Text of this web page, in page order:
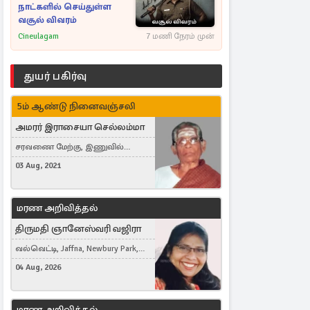
நாட்களில் செய்துள்ள
வசூல் விவரம்
Cineulagam 7 மணி நேரம் முன்
துயர் பகிர்வு
5ம் ஆண்டு நினைவஞ்சலி
அமரர் இராசையா செல்லம்மா
சரவணை மேற்கு, இணுவில்
கிழக்கு
03 Aug, 2021
மரண அறிவித்தல்
திருமதி ஞானேஸ்வரி வஜிரா
வல்வெட்டி, Jaffna, Newbury Park,
United Kingdom
04 Aug, 2026